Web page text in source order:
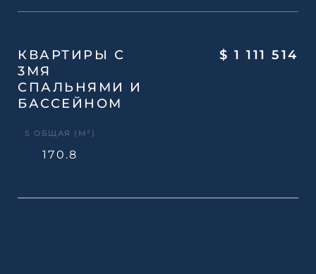
КВАРТИРЫ С
3МЯ
СПАЛЬНЯМИ И
БАССЕЙНОМ
S ОБЩАЯ (М²)
170.8
$ 1 111 514